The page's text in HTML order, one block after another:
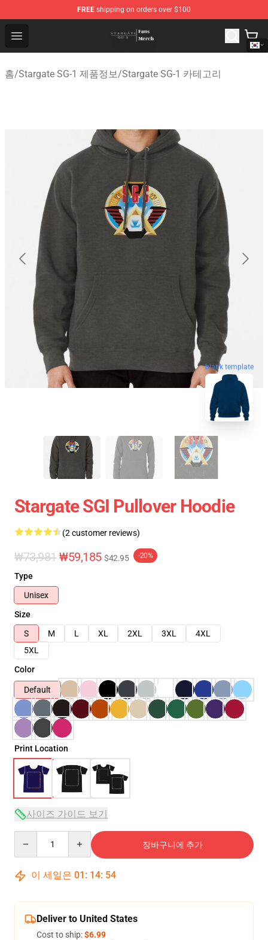
FREE shipping on orders over $100
Open menu
Stargate SG-1 Store - Official Stargate SG-1
홈/Stargate SG-1 제품정보/Stargate SG-1 카테고리
blank template
Stargate SGI Pullover Hoodie
(2 customer reviews)
₩73,981 ₩59,185 $42.95 -20%
Type
Unisex
Size
S
M L XL 2XL 3XL
4XL
5XL
Color
Default
Print Location
사이즈 가이드 보기
장바구니에 추가
이 세일은 01 : 14: 54
Deliver to United States
Cost to ship:$6.99